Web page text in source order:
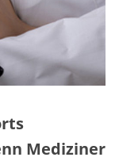
Mediziner